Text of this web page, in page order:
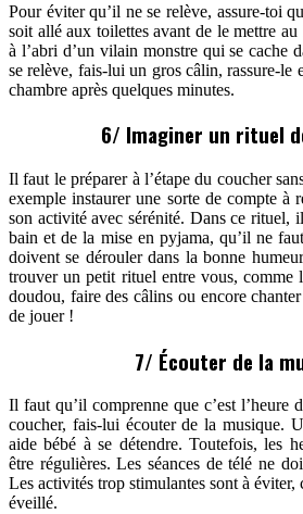
Pour éviter qu’il ne se relève, assure-toi
soit allé aux toilettes avant de le mettre
à l’abri d’un vilain monstre qui se cache
se relève, fais-lui un gros câlin, rassure-le
chambre après quelques minutes.
6/ Imaginer un rituel
Il faut le préparer à l’étape du coucher
exemple instaurer une sorte de compte à
son activité avec sérénité. Dans ce rituel,
bain et de la mise en pyjama, qu’il ne
doivent se dérouler dans la bonne
trouver un petit rituel entre vous, comme
doudou, faire des câlins ou encore
de jouer !
7/ Écouter de la
Il faut qu’il comprenne que c’est l’heure
coucher, fais-lui écouter de la musique.
aide bébé à se détendre. Toutefois, les
être régulières. Les séances de télé ne
Les activités trop stimulantes sont à éviter,
éveillé.